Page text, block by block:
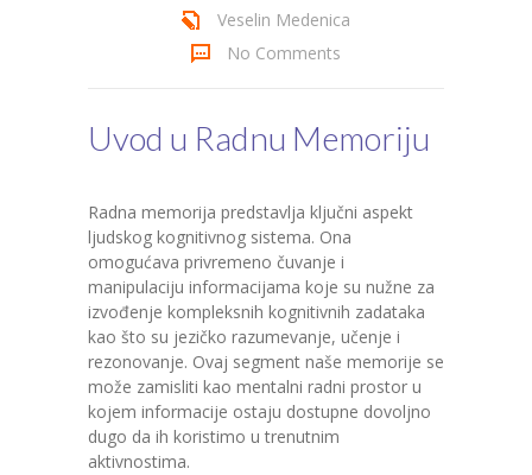
Veselin Medenica
No Comments
Uvod u Radnu Memoriju
Radna memorija predstavlja ključni aspekt
ljudskog kognitivnog sistema. Ona
omogućava privremeno čuvanje i
manipulaciju informacijama koje su nužne za
izvođenje kompleksnih kognitivnih zadataka
kao što su jezičko razumevanje, učenje i
rezonovanje. Ovaj segment naše memorije se
može zamisliti kao mentalni radni prostor u
kojem informacije ostaju dostupne dovoljno
dugo da ih koristimo u trenutnim
aktivnostima.